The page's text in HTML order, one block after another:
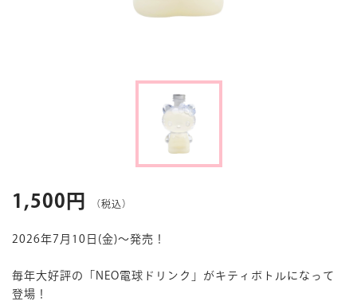
1,500円 （税込）
2026年7月10日(金)～発売！
毎年大好評の「NEO電球ドリンク」がキティボトルになって
登場！